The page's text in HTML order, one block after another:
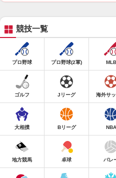
競技一覧
プロ野球 プロ野球(2軍) MLB
ゴルフ Jリーグ 海外サ
大相撲 Bリーグ NBA
地方競馬 卓球 バレ